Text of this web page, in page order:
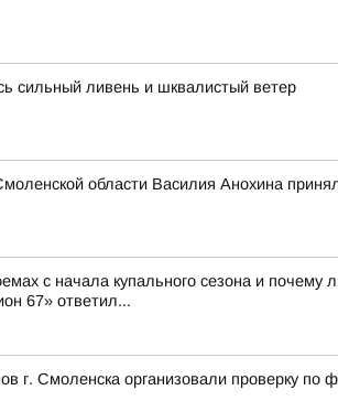
сильный ливень и шквалистый ветер
области Василия Анохина
с начала купального сезона и
67» ответил...
г. Смоленска организовали проверку